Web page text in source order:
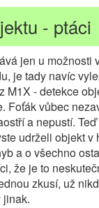
- ptáci
jen u možnosti
je tady navíc
M1X - detekce
Foťák vůbec
a nepustí.
udrželi objekt
a o všechno
že je to
zkusí, už
jinak.